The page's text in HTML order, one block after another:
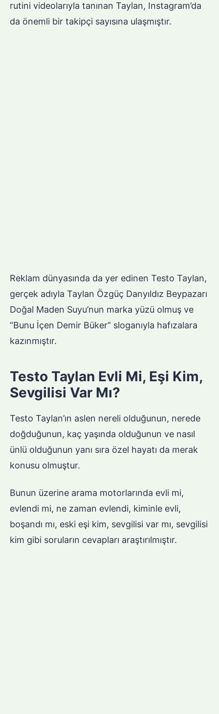
rutini videolarıyla tanınan Taylan, Instagram’da
da önemli bir takipçi sayısına ulaşmıştır.
Reklam dünyasında da yer edinen Testo Taylan,
gerçek adıyla Taylan Özgüç Danyıldız Beypazarı
Doğal Maden Suyu’nun marka yüzü olmuş ve
“Bunu İçen Demir Büker” sloganıyla hafızalara
kazınmıştır.
Testo Taylan Evli Mi, Eşi Kim,
Sevgilisi Var Mı?
Testo Taylan’ın aslen nereli olduğunun, nerede
doğduğunun, kaç yaşında olduğunun ve nasıl
ünlü olduğunun yanı sıra özel hayatı da merak
konusu olmuştur.
Bunun üzerine arama motorlarında evli mi,
evlendi mi, ne zaman evlendi, kiminle evli,
boşandı mı, eski eşi kim, sevgilisi var mı, sevgilisi
kim gibi soruların cevapları araştırılmıştır.